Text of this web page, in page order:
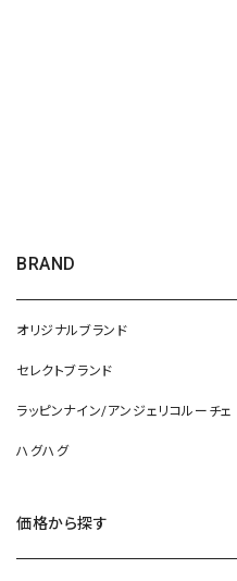
BRAND
オリジナルブランド
セレクトブランド
ラッピンナイン/アンジェリコルーチェ
ハグハグ
価格から探す